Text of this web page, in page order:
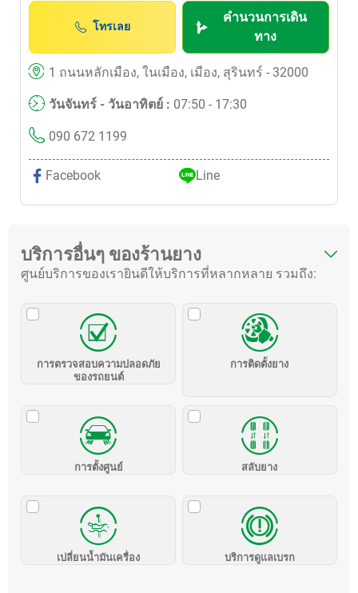
โทรเลย
คำนวนการเดิน
ทาง
1 ถนนหลักเมือง, ในเมือง, เมือง, สุรินทร์ - 32000
วันจันทร์ - วันอาทิตย์ : 07:50 - 17:30
090 672 1199
Facebook Line
บริการอื่นๆ ของร้านยาง
ศูนย์บริการของเรายินดีให้บริการที่หลากหลาย รวมถึง:
การตรวจสอบความปลอดภัย
ของรถยนต์
การติดตั้งยาง
การตั้งศูนย์ สลับยาง
เปลี่ยนน้ำมันเครื่อง บริการดูแลเบรก